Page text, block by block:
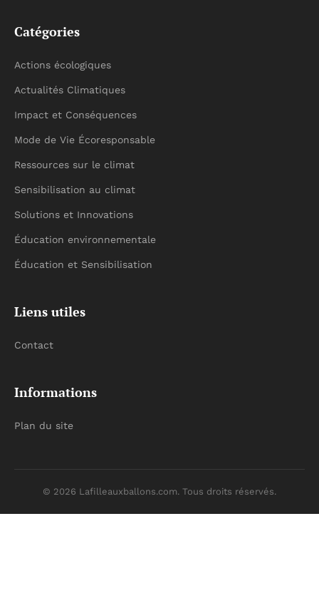
Catégories
Actions écologiques
Actualités Climatiques
Impact et Conséquences
Mode de Vie Écoresponsable
Ressources sur le climat
Sensibilisation au climat
Solutions et Innovations
Éducation environnementale
Éducation et Sensibilisation
Liens utiles
Contact
Informations
Plan du site
© 2026 Lafilleauxballons.com. Tous droits réservés.